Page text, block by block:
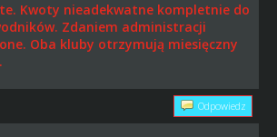
Kwoty nieadekwatne kompletnie do
Zdaniem administracji
Oba kluby otrzymują miesięczny
Odpowiedz